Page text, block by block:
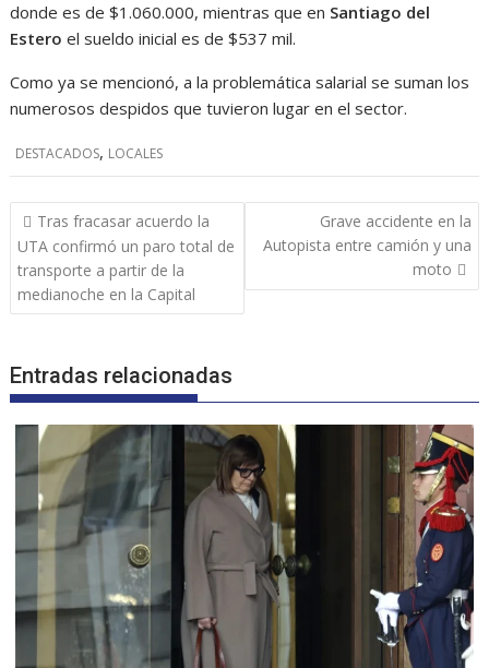
donde es de $1.060.000, mientras que en Santiago del
Estero el sueldo inicial es de $537 mil.
Como ya se mencionó, a la problemática salarial se suman los
numerosos despidos que tuvieron lugar en el sector.
DESTACADOS, LOCALES
Navegación
de
entradas
Tras fracasar acuerdo la
UTA confirmó un paro total de
transporte a partir de la
medianoche en la Capital
Grave accidente en la
Autopista entre camión y una
moto
Entradas relacionadas